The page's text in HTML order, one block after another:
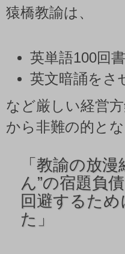
猿橋教諭は、
英単語100回
英文暗誦をさ
など厳しい経営
から非難の的と
「 教諭の放漫
ん”の宿題負
回避するた
た」